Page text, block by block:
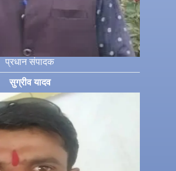
प्रधान संपादक
सुग्रीव यादव